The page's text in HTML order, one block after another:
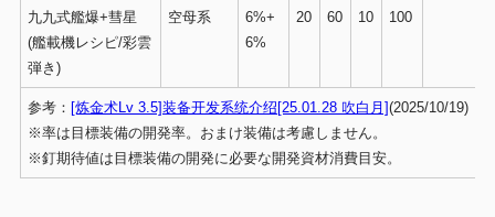
九九式艦爆+彗星
(艦載機レシピ/彩雲
弾き)
空母系
6%+
6%
20 60 10 100
参考： [炼金术Lv 3.5]装备开发系统介绍[25.01.28 吹白月](2025/10/19)
※率は目標装備の開発率。おまけ装備は考慮しません。
※釘期待値は目標装備の開発に必要な開発資材消費目安。